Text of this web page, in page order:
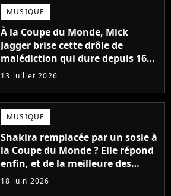
MUSIQUE
À la Coupe du Monde, Mick
Jagger brise cette drôle de
malédiction qui dure depuis 16
ans
13 juillet 2026
MUSIQUE
Shakira remplacée par un sosie à
la Coupe du Monde ? Elle répond
enfin, et de la meilleure des
façons !
18 juin 2026